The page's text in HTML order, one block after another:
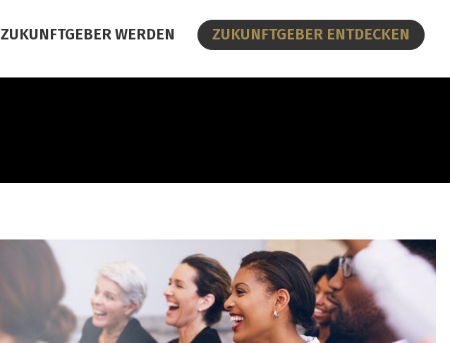
ZUKUNFTGEBER WERDEN ZUKUNFTGEBER ENTDECKEN